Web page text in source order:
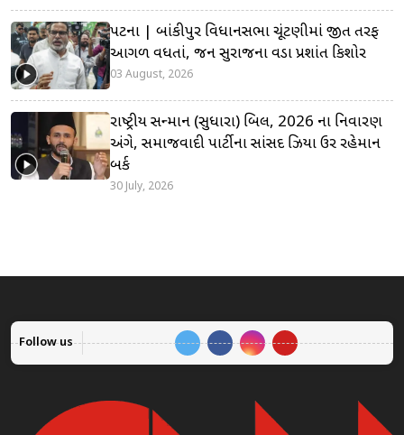
પટના | બાંકીપુર વિધાનસભા ચૂંટણીમાં જીત તરફ
આગળ વધતાં, જન સુરાજના વડા પ્રશાંત કિશોર
03 August, 2026
રાષ્ટ્રીય સન્માન (સુધારા) બિલ, 2026 ના નિવારણ
અંગે, સમાજવાદી પાર્ટીના સાંસદ ઝિયા ઉર રહેમાન
બર્ક
30 July, 2026
Follow us